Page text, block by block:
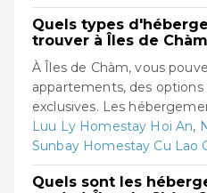
Quels types
trouver à Îles de
À Îles de Chàm, vous
appartements, des
exclusives. Les
Luu Ly Homestay Hoi An,
Sunbay Homestay Cu Lao
Quels sont les